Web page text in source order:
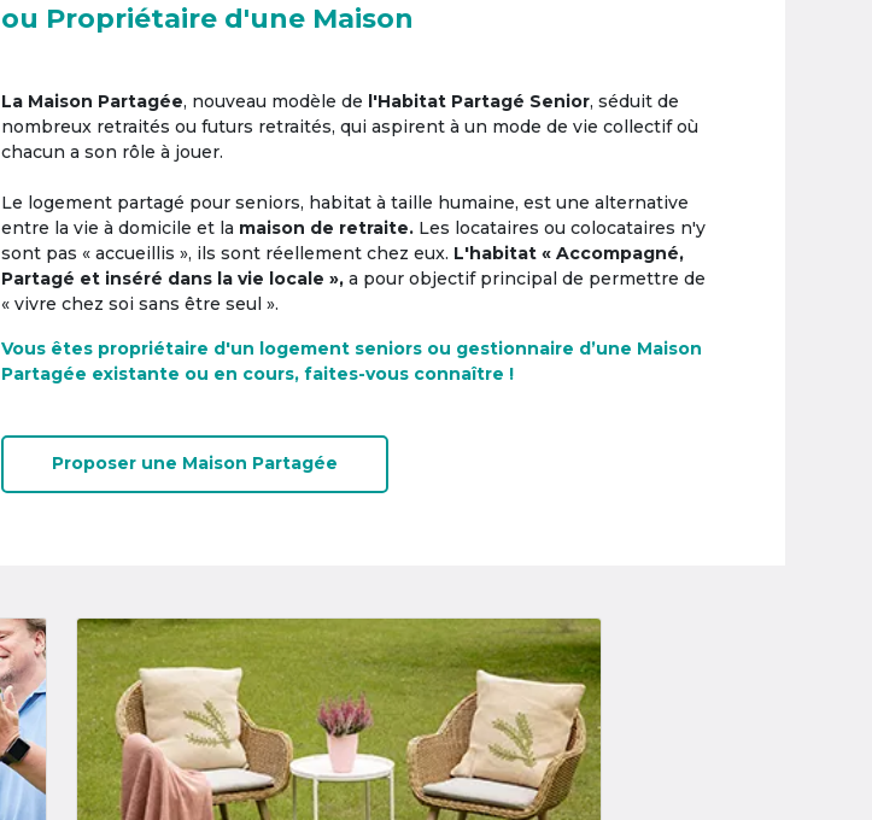
ou Propriétaire d'une Maison
La Maison Partagée, nouveau modèle de l'Habitat Partagé Senior, séduit de
nombreux retraités ou futurs retraités, qui aspirent à un mode de vie collectif où
chacun a son rôle à jouer.
Le logement partagé pour seniors, habitat à taille humaine, est une alternative
entre la vie à domicile et la maison de retraite. Les locataires ou colocataires n'y
sont pas « accueillis », ils sont réellement chez eux. L'habitat « Accompagné,
Partagé et inséré dans la vie locale », a pour objectif principal de permettre de
« vivre chez soi sans être seul ».
Vous êtes propriétaire d'un logement seniors ou gestionnaire d’une Maison
Partagée existante ou en cours, faites-vous connaître !
Proposer une Maison Partagée